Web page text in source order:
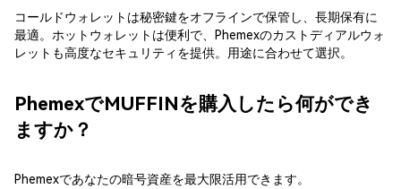
コールドウォレットは秘密鍵をオフラインで保管し、長期保有に
最適。ホットウォレットは便利で、Phemexのカストディアルウォ
レットも高度なセキュリティを提供。用途に合わせて選択。
PhemexでMUFFINを購入したら何ができ
ますか？
Phemexであなたの暗号資産を最大限活用できます。